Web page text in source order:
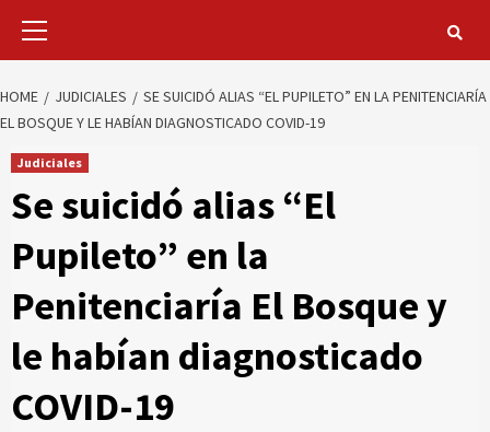
Primary
HOME JUDICIALES
SE SUICIDÓ ALIAS “EL PUPILETO” EN LA PENITENCIARÍA
EL BOSQUE Y LE HABÍAN DIAGNOSTICADO COVID-19
Judiciales
Se suicidó alias “El
Pupileto” en la
Penitenciaría El Bosque y
le habían diagnosticado
COVID-19